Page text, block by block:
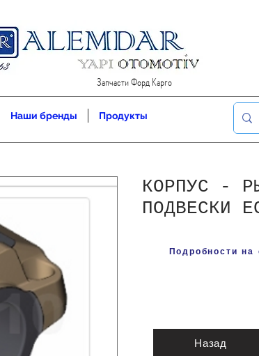
Запчасти Форд Карго
Наши бренды Продукты
КОРПУС -
ПОДВЕСКИ
Назад
Подробности на